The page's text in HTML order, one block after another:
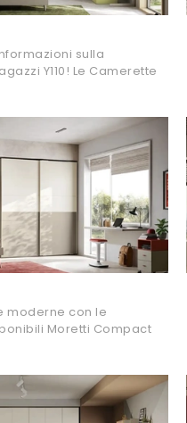
sulla
Y110! Le Camerette
moderne con le
Moretti Compact